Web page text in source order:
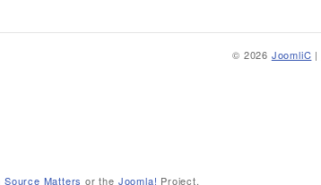
© 2026 JoomliC |
Source Matters or the Joomla! Project.